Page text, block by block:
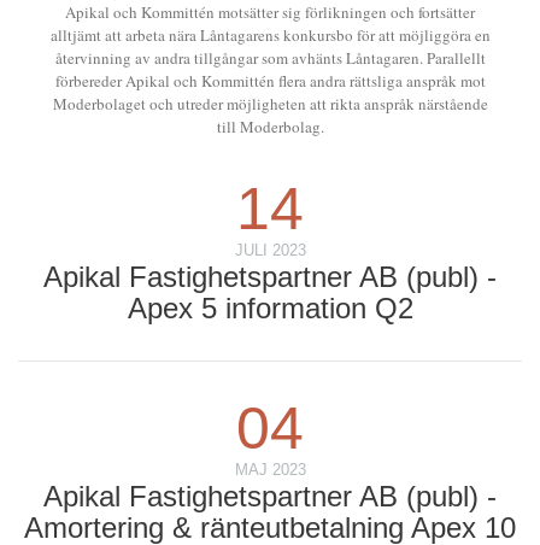
14
JULI 2023
Apikal Fastighetspartner AB (publ) -
Apex 5 information Q2
04
MAJ 2023
Apikal Fastighetspartner AB (publ) -
Amortering & ränteutbetalning Apex 10
Apikal och Kommittén motsätter sig förlikningen och fortsätter
alltjämt att arbeta nära Låntagarens konkursbo för att möjliggöra en
återvinning av andra tillgångar som avhänts Låntagaren. Parallellt
förbereder Apikal och Kommittén flera andra rättsliga anspråk mot
Moderbolaget och utreder möjligheten att rikta anspråk närstående
till Moderbolag.